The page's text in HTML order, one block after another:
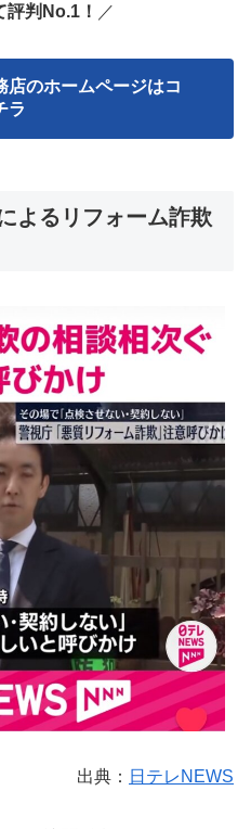
評判No.1！ ／
店のホームページはコ
ラ
よるリフォーム詐欺
出典： 日テレNEWS